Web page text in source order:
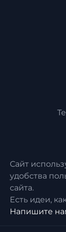
Сайт
удобства
сайта.
Есть идеи,
Напишите